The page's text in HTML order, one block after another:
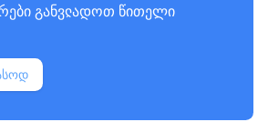
განვჺადოთ წითელი